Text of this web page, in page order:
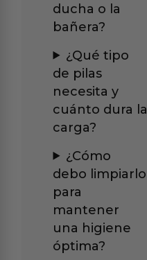
ducha o la
bañera?
¿Qué tipo
de pilas
necesita y
cuánto dura la
carga?
¿Cómo
debo limpiarlo
para
mantener
una higiene
óptima?